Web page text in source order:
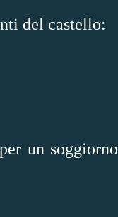
del castello:
un soggiorno